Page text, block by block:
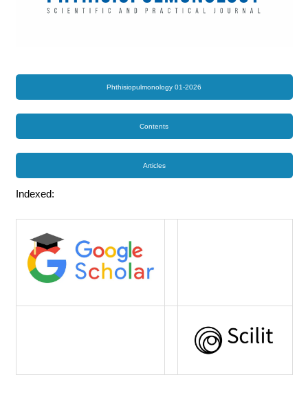
Phthisiopulmonology 01-2026
Contents
Articles
Indexed: